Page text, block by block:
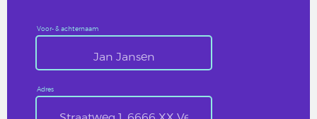
Voor- & achternaam
Adres